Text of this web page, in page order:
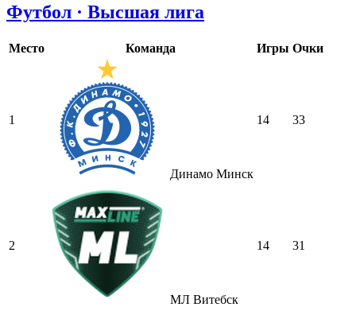
Футбол · Высшая лига
Место Команда Игры Очки
1
Динамо Минск
14 33
2
МЛ Витебск
14 31